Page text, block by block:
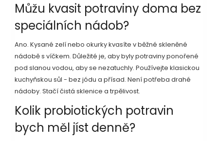
Můžu kvasit potraviny doma bez
speciálních nádob?
Ano. Kysané zelí nebo okurky kvasíte v běžné skleněné
nádobě s víčkem. Důležité je, aby byly potraviny ponořené
pod slanou vodou, aby se nezatuchly. Používejte klasickou
kuchyňskou sůl - bez jódu a přísad. Není potřeba drahé
nádoby. Stačí čistá sklenice a trpělivost.
Kolik probiotických potravin
bych měl jíst denně?